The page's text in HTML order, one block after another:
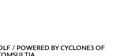
/ POWERED BYCYCLONE3OF